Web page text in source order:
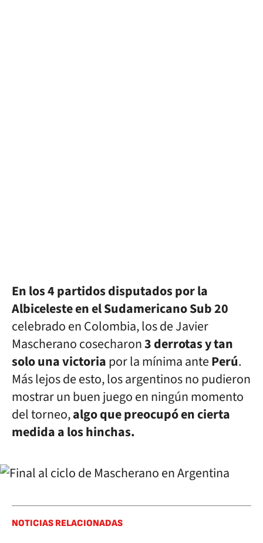
En los 4 partidos disputados por la
Albiceleste en el Sudamericano Sub 20
celebrado en Colombia, los de Javier
Mascherano cosecharon3 derrotas y tan
solo una victoriapor la mínima antePerú.
Más lejos de esto, los argentinos no pudieron
mostrar un buen juego en ningún momento
del torneo,algo que preocupó en cierta
medida a los hinchas.
NOTICIAS RELACIONADAS